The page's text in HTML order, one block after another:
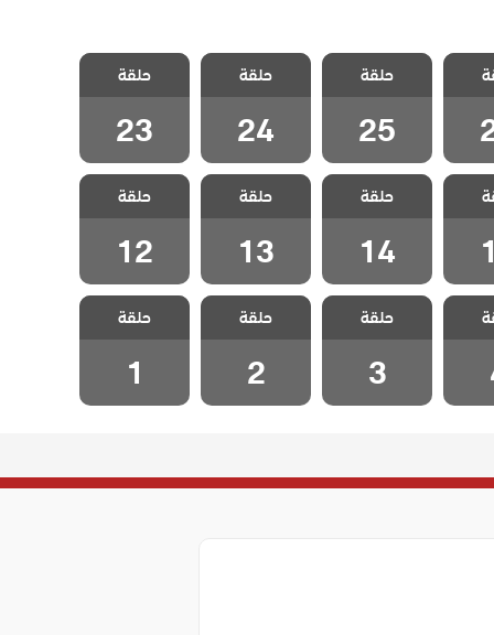
مسلسل الحسد
الحلقة 25
حلقة
25
مسلسل الحسد
الحلقة 24
حلقة
24
مسلسل الحسد
الحلقة 23
حلقة
23
مسلسل الحسد
الحلقة 14
حلقة
14
مسلسل الحسد
الحلقة 13
حلقة
13
مسلسل الحسد
الحلقة 12
حلقة
12
4
مسلسل الحسد
الحلقة 3
حلقة
3
مسلسل الحسد
الحلقة 2
حلقة
2
مسلسل الحسد
الحلقة 1
حلقة
1